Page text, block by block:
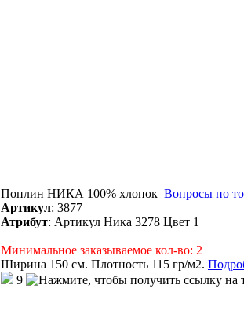
Поплин НИКА 100% хлопок Вопросы по
Артикул: 3877
Атрибут: Артикул Ника 3278 Цвет 1
Минимальное заказываемое кол-во: 2
Ширина 150 см. Плотность 115 гр/м2.
9